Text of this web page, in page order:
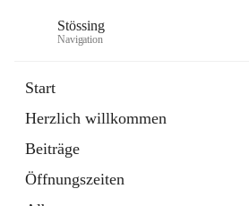
Stössing
Navigation
Start
Herzlich willkommen
Beiträge
Öffnungszeiten
Datei
in
Tab
Kindergarten
öffnet